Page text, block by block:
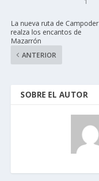
La nueva ruta de Campoder
realza los encantos de
Mazarrón
ANTERIOR
SOBRE EL AUTOR